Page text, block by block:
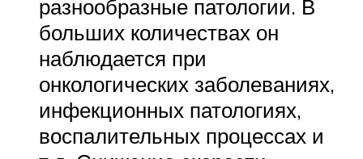
разнообразные патологии. В
больших количествах он
наблюдается при
онкологических заболеваниях,
инфекционных патологиях,
воспалительных процессах и